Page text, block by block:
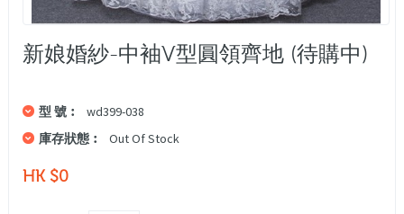
新娘婚紗-中袖V型圓領齊地 (待購中)
型 號︰
wd399-038
庫存狀態︰
Out Of Stock
HK $0